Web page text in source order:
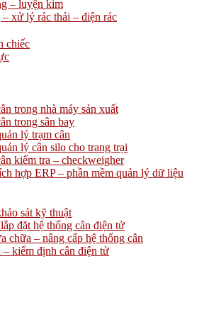
– luyện kim
xử lý rác thải – điện rác
chiếc
trong nhà máy sản xuất
trong sân bay
lý trạm cân
lý cân silo cho trang trại
kiểm tra – checkweigher
hợp ERP – phần mềm quản lý dữ liệu
sát kỹ thuật
đặt hệ thống cân điện tử
chữa – nâng cấp hệ thống cân
– kiểm định cân điện tử